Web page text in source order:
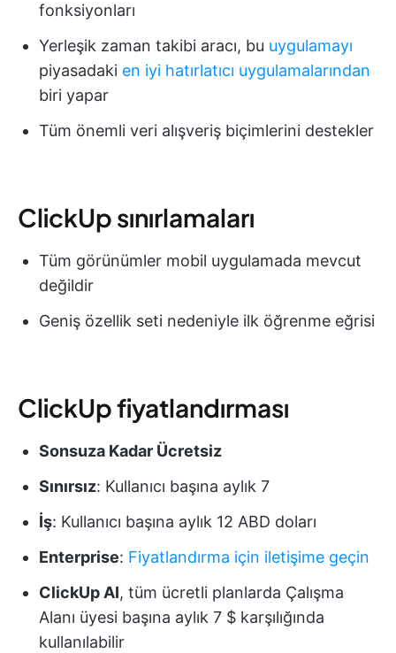
fonksiyonları
Yerleşik zaman takibi aracı, bu uygulamayı
piyasadaki en iyi hatırlatıcı uygulamalarından
biri yapar
Tüm önemli veri alışveriş biçimlerini destekler
ClickUp sınırlamaları
Tüm görünümler mobil uygulamada mevcut
değildir
Geniş özellik seti nedeniyle ilk öğrenme eğrisi
ClickUp fiyatlandırması
Sonsuza Kadar Ücretsiz
Sınırsız: Kullanıcı başına aylık 7
İş: Kullanıcı başına aylık 12 ABD doları
Enterprise: Fiyatlandırma için iletişime geçin
ClickUp AI, tüm ücretli planlarda Çalışma
Alanı üyesi başına aylık 7 $ karşılığında
kullanılabilir